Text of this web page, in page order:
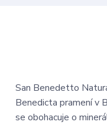
San Benedetto
Benedicta pramení v
se obohacuje o